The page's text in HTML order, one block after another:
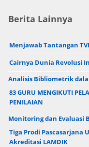
Berita Lainnya
Menjawab Tantangan
Cairnya Dunia Revolusi
Analisis Bibliometrik
83 GURU MENGIKUTI
PENILAIAN
Monitoring dan Evaluasi
Tiga Prodi Pascasarjana
Akreditasi LAMDIK